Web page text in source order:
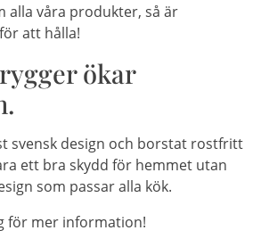
alla våra produkter, så är
att hålla!
ökar
svensk design och borstat rostfritt
ett bra skydd för hemmet utan
som passar alla kök.
för mer information!